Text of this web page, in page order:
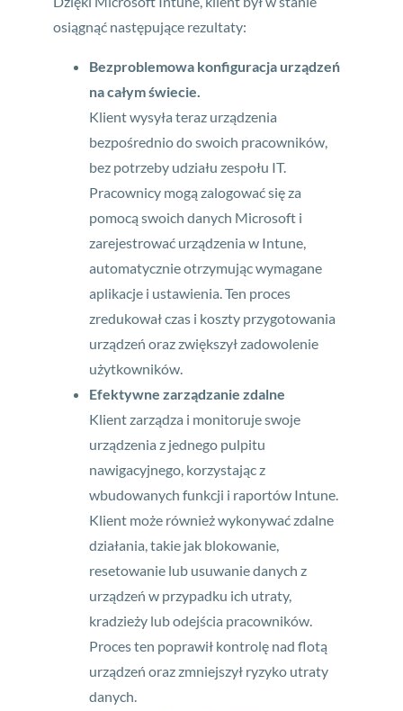
osiągnąć następujące rezultaty:
Bezproblemowa konfiguracja urządzeń
na całym świecie.
Klient wysyła teraz urządzenia
bezpośrednio do swoich pracowników,
bez potrzeby udziału zespołu IT.
Pracownicy mogą zalogować się za
pomocą swoich danych Microsoft i
zarejestrować urządzenia w Intune,
automatycznie otrzymując wymagane
aplikacje i ustawienia. Ten proces
zredukował czas i koszty przygotowania
urządzeń oraz zwiększył zadowolenie
użytkowników.
Efektywne zarządzanie zdalne
Klient zarządza i monitoruje swoje
urządzenia z jednego pulpitu
nawigacyjnego, korzystając z
wbudowanych funkcji i raportów Intune.
Klient może również wykonywać zdalne
działania, takie jak blokowanie,
resetowanie lub usuwanie danych z
urządzeń w przypadku ich utraty,
kradzieży lub odejścia pracowników.
Proces ten poprawił kontrolę nad flotą
urządzeń oraz zmniejszył ryzyko utraty
danych.